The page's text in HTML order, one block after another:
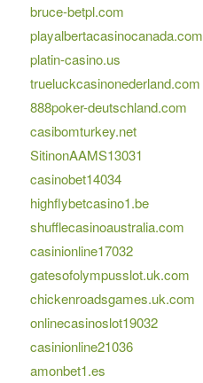
bruce-betpl.com
playalbertacasinocanada.com
platin-casino.us
trueluckcasinonederland.com
888poker-deutschland.com
casibomturkey.net
SitinonAAMS13031
casinobet14034
highflybetcasino1.be
shufflecasinoaustralia.com
casinionline17032
gatesofolympusslot.uk.com
chickenroadsgames.uk.com
onlinecasinoslot19032
casinionline21036
amonbet1.es